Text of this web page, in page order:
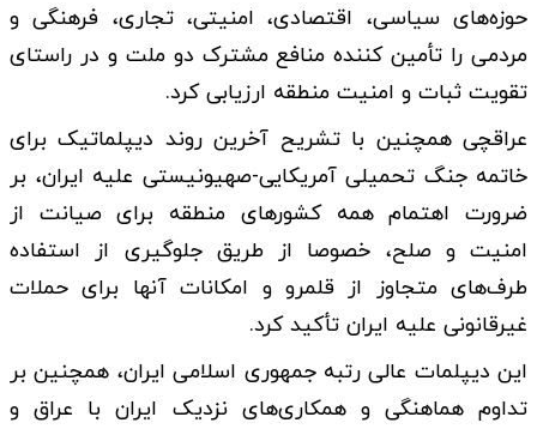
حوزه‌های سیاسی، اقتصادی، امنیتی، تجاری، فرهنگی و
مردمی را تأمین ‌کننده منافع مشترک دو ملت و در راستای
تقویت ثبات و امنیت منطقه ارزیابی کرد.
عراقچی همچنین با تشریح آخرین روند دیپلماتیک برای
خاتمه جنگ تحمیلی آمریکایی-صهیونیستی علیه ایران، بر
ضرورت اهتمام همه کشورهای منطقه برای صیانت از
امنیت و صلح، خصوصا از طریق جلوگیری از استفاده
طرف‌های متجاوز از قلمرو و امکانات آنها برای حملات
غیرقانونی علیه ایران تأکید کرد.
این دیپلمات عالی رتبه جمهوری اسلامی ایران، همچنین بر
تداوم هماهنگی و همکاری‌های نزدیک ایران با عراق و